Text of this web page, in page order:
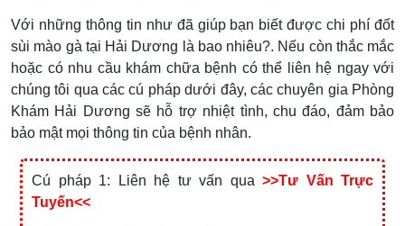
Với những thông tin như đã giúp bạn biết được chi phí đốt
sùi mào gà tại Hải Dương là bao nhiêu?. Nếu còn thắc mắc
hoặc có nhu cầu khám chữa bệnh có thể liên hệ ngay với
chúng tôi qua các cú pháp dưới đây, các chuyên gia Phòng
Khám Hải Dương sẽ hỗ trợ nhiệt tình, chu đáo, đảm bảo
bảo mật mọi thông tin của bệnh nhân.
Cú pháp 1: Liên hệ tư vấn qua >>Tư Vấn Trực
Tuyến<<